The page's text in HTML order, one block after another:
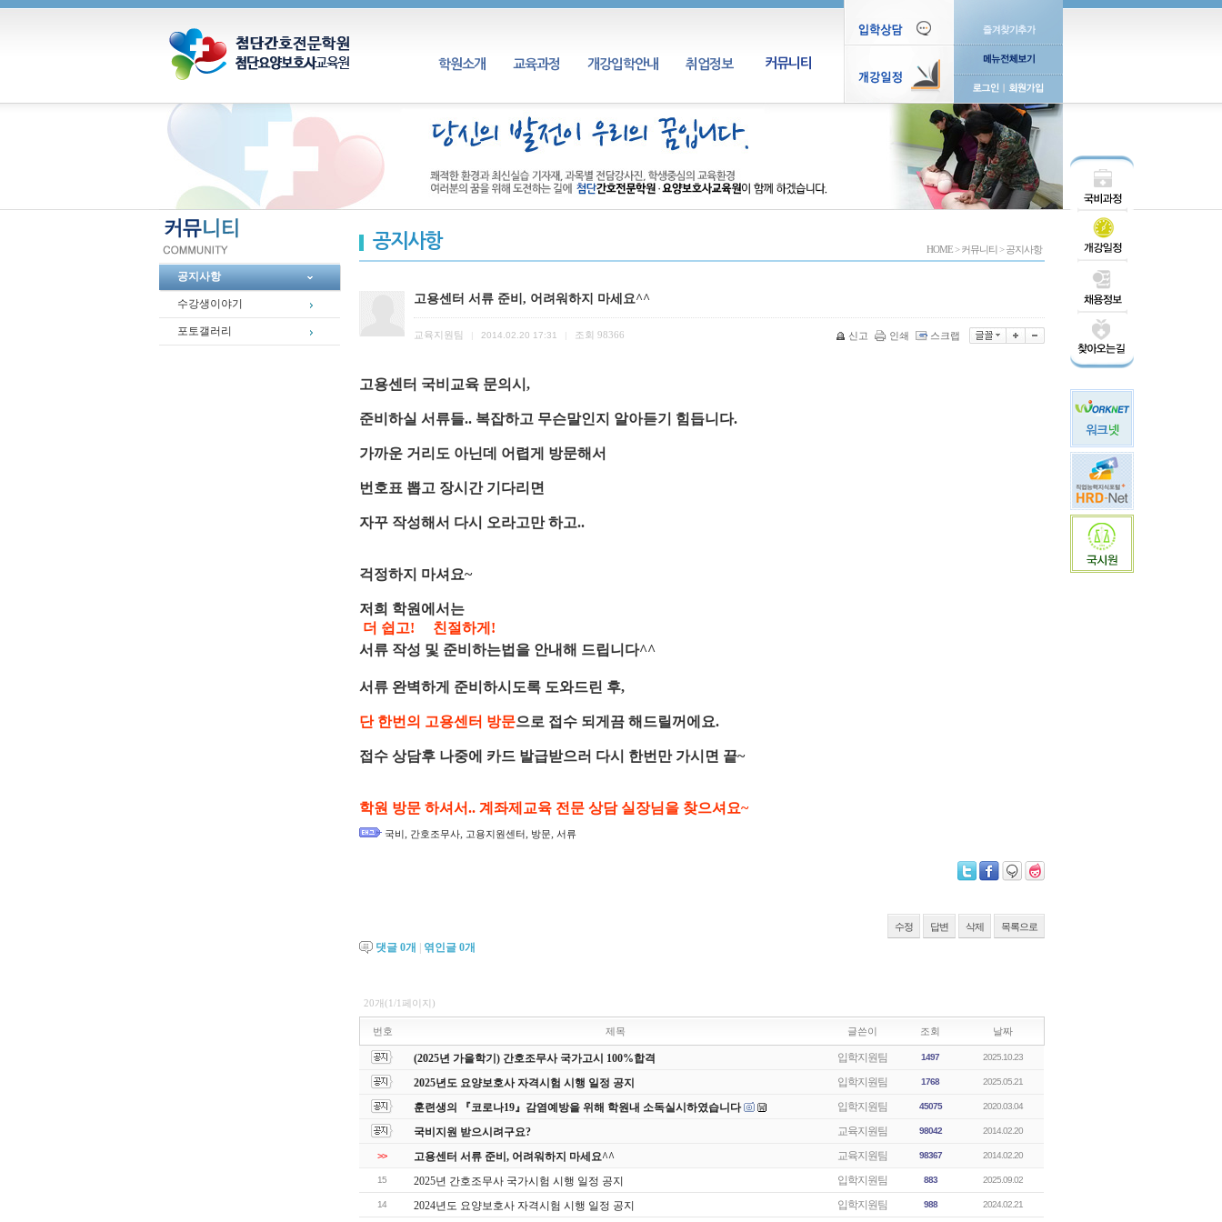
학원소개 교육과정 개강입학안내 취업정보 커뮤니티
공지사항
수강생이야기
포토갤러리
공지사항 HOME >커뮤니티 >공지사항
고용센터 서류 준비, 어려워하지 마세요^^
교육지원팀 2014.02.20 17:31 조회 98366 신고 인쇄 스크랩
고용센터 국비교육 문의시,
준비하실 서류들.. 복잡하고 무슨말인지 알아듣기 힘듭니다.
가까운 거리도 아닌데 어렵게 방문해서
번호표 뽑고 장시간 기다리면
자꾸 작성해서 다시 오라고만 하고..
걱정하지 마셔요~
저희 학원에서는
더 쉽고!
친절하게!
서류 작성 및 준비하는법을 안내해 드립니다^^
서류 완벽하게 준비하시도록 도와드린 후,
단 한번의 고용센터 방문으로 접수 되게끔 해드릴꺼에요.
접수 상담후 나중에 카드 발급받으러 다시 한번만 가시면 끝~
학원 방문 하셔서.. 계좌제교육 전문 상담 실장님을 찾으셔요~
국비, 간호조무사, 고용지원센터, 방문, 서류
수정 답변 삭제 목록으로
댓글 0개 엮인글 0개
20개(1/1페이지)
번호 제목 글쓴이 조회 날짜
(2025년 가을학기) 간호조무사 국가고시 100%합격 입학지원팀 1497 2025.10.23
2025년도 요양보호사 자격시험 시행 일정 공지 입학지원팀 1768 2025.05.21
훈련생의 『코로나19』감염예방을 위해 학원내 소독실시하였습니다 입학지원팀 45075 2020.03.04
국비지원 받으시려구요? 교육지원팀 98042 2014.02.20
>> 고용센터 서류 준비, 어려워하지 마세요^^ 교육지원팀 98367 2014.02.20
15 2025년 간호조무사 국가시험 시행 일정 공지 입학지원팀 883 2025.09.02
14 2024년도 요양보호사 자격시험 시행 일정 공지 입학지원팀 988 2024.02.21